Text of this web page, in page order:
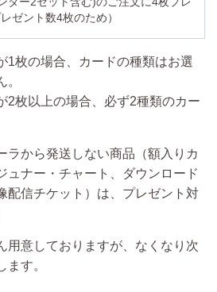
ゼント数4枚のため）
1枚の場合、
カードの種類はお選
。
2枚以上の場合、必ず2種類のカー
ラから発送しない商品（額入りカ
ュナー・チャート、ダウンロード
配信チケット）は、プレゼント対
用意しておりますが、なくなり次
ます。